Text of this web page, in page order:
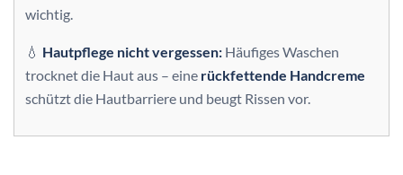
wichtig.
💧 Hautpflege nicht vergessen: Häufiges Waschen
trocknet die Haut aus – eine rückfettende Handcreme
schützt die Hautbarriere und beugt Rissen vor.